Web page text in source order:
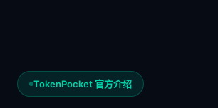
TokenPocket 官方介绍